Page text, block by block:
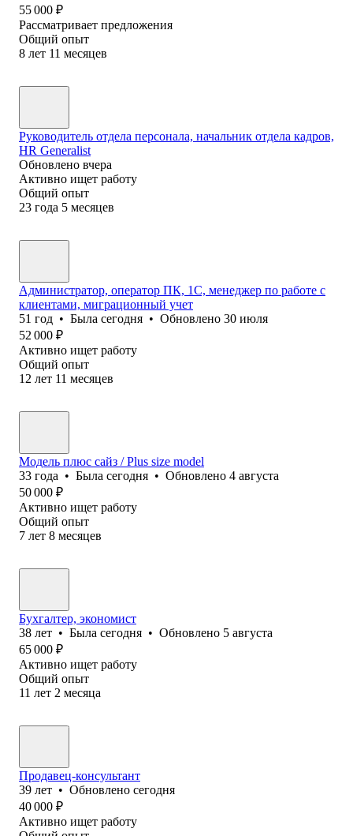
55 000 ₽
Рассматривает предложения
Общий опыт
8 лет 11 месяцев
Руководитель отдела персонала, начальник отдела кадров,
HR Generalist
Обновлено вчера
Активно ищет работу
Общий опыт
23 года 5 месяцев
Администратор, оператор ПК, 1С, менеджер по работе с
клиентами, миграционный учет
51 год • Была сегодня • Обновлено 30 июля
52 000 ₽
Активно ищет работу
Общий опыт
12 лет 11 месяцев
Модель плюс сайз / Plus size model
33 года • Была сегодня • Обновлено 4 августа
50 000 ₽
Активно ищет работу
Общий опыт
7 лет 8 месяцев
Бухгалтер, экономист
38 лет • Была сегодня • Обновлено 5 августа
65 000 ₽
Активно ищет работу
Общий опыт
11 лет 2 месяца
Продавец-консультант
39 лет • Обновлено сегодня
40 000 ₽
Активно ищет работу